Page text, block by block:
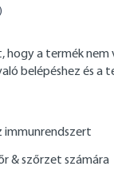
hogy a termék
belépéshez és a
immunrendszert
& szőrzet számára